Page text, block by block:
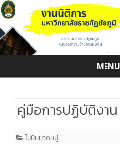
MENU
คู่มือการปฏิบัติงาน
ไม่มีหมวดหมู่